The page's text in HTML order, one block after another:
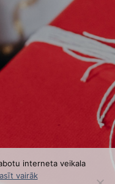
interneta veikala
vairāk